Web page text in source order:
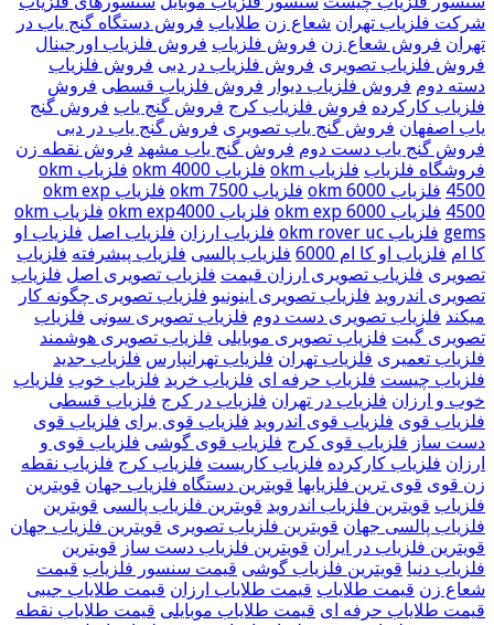
شرکت فلزیاب تهران شعاع زن طلایاب فروش دستگاه گنج یاب در
تهران فروش شعاع زن فروش فلزیاب فروش فلزیاب اورجینال
فروش فلزیاب تصویری فروش فلزیاب در دبی فروش فلزیاب
دسته دوم فروش فلزیاب دیوار فروش فلزیاب قسطی فروش
فلزیاب کارکرده فروش فلزیاب کرج فروش گنج یاب فروش گنج
یاب اصفهان فروش گنج یاب تصویری فروش گنج یاب در دبی
فروش گنج یاب دست دوم فروش گنج یاب مشهد فروش نقطه زن
فروشگاه فلزیاب فلزیاب okm فلزیاب okm 4000
فلزیاب okm
4500 فلزیاب okm 6000 فلزیاب okm 7500
فلزیاب okm exp
4500 فلزیاب okm exp 6000 فلزیاب okm exp4000
فلزیاب okm
gems فلزیاب okm rover uc فلزیاب ارزان فلزیاب اصل فلزیاب او
کا ام فلزیاب او کا ام 6000 فلزیاب پالسی فلزیاب پیشرفته فلزیاب
تصویری فلزیاب تصویری ارزان قیمت فلزیاب تصویری اصل فلزیاب
تصویری اندروید فلزیاب تصویری اینونیو فلزیاب تصویری چگونه کار
میکند فلزیاب تصویری دست دوم فلزیاب تصویری سونی فلزیاب
تصویری گیت فلزیاب تصویری موبایلی فلزیاب تصویری هوشمند
فلزیاب تعمیری فلزیاب تهران فلزیاب تهرانپارس فلزیاب جدید
فلزیاب چیست فلزیاب حرفه ای فلزیاب خرید فلزیاب خوب فلزیاب
خوب و ارزان فلزیاب در تهران فلزیاب در کرج فلزیاب قسطی
فلزیاب قوی فلزیاب قوی اندروید فلزیاب قوی برای فلزیاب قوی
دست ساز فلزیاب قوی کرج فلزیاب قوی گوشی فلزیاب قوی و
ارزان فلزیاب کارکرده فلزیاب کاریست فلزیاب کرج فلزیاب نقطه
زن قوی قوی ترین فلزیابها قویترین دستگاه فلزیاب جهان قویترین
فلزیاب قویترین فلزیاب اندروید قویترین فلزیاب پالسی قویترین
فلزیاب پالسی جهان قویترین فلزیاب تصویری قویترین فلزیاب جهان
قویترین فلزیاب در ایران قویترین فلزیاب دست ساز قویترین
فلزیاب دنیا قویترین فلزیاب گوشی قیمت سنسور فلزیاب قیمت
شعاع زن قیمت طلایاب قیمت طلایاب ارزان قیمت طلایاب جیبی
قیمت طلایاب حرفه ای قیمت طلایاب موبایلی قیمت طلایاب نقطه